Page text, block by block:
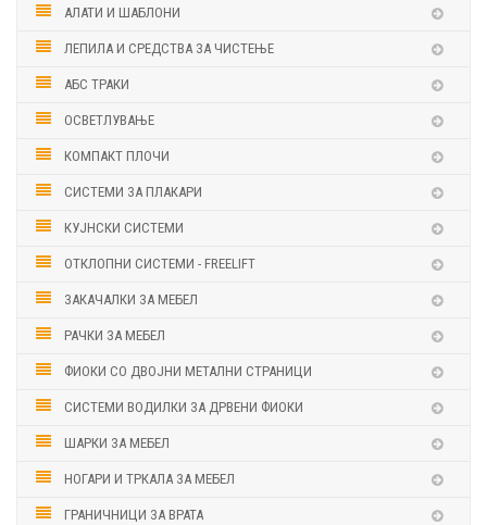
АЛАТИ И ШАБЛОНИ
ЛЕПИЛА И СРЕДСТВА ЗА ЧИСТЕЊЕ
АБС ТРАКИ
ОСВЕТЛУВАЊЕ
КОМПАКТ ПЛОЧИ
СИСТЕМИ ЗА ПЛАКАРИ
КУЈНСКИ СИСТЕМИ
ОТКЛОПНИ СИСТЕМИ - FREELIFT
ЗАКАЧАЛКИ ЗА МЕБЕЛ
РАЧКИ ЗА МЕБЕЛ
ФИОКИ СО ДВОЈНИ МЕТАЛНИ СТРАНИЦИ
СИСТЕМИ ВОДИЛКИ ЗА ДРВЕНИ ФИОКИ
ШАРКИ ЗА МЕБЕЛ
НОГАРИ И ТРКАЛА ЗА МЕБЕЛ
ГРАНИЧНИЦИ ЗА ВРАТА